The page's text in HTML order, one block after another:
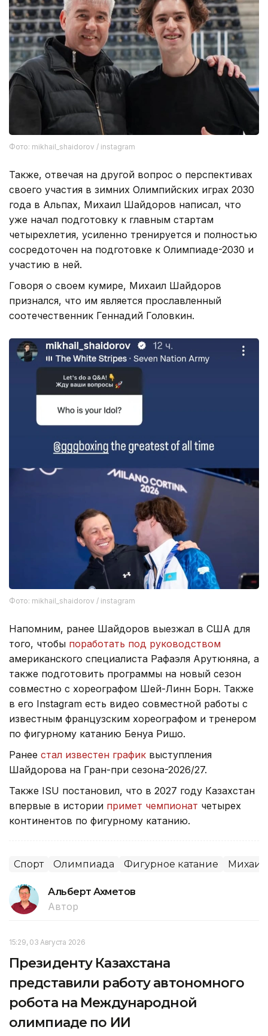
Фото: mikhail_shaidorov / instagram
Также, отвечая на другой вопрос о перспективах
своего участия в зимних Олимпийских играх 2030
года в Альпах, Михаил Шайдоров написал, что
уже начал подготовку к главным стартам
четырехлетия, усиленно тренируется и полностью
сосредоточен на подготовке к Олимпиаде-2030 и
участию в ней.
Говоря о своем кумире, Михаил Шайдоров
признался, что им является прославленный
соотечественник Геннадий Головкин.
Фото: mikhail_shaidorov / instagram
Напомним, ранее Шайдоров выезжал в США для
того, чтобы поработать под руководством
американского специалиста Рафаэля Арутюняна, а
также подготовить программы на новый сезон
совместно с хореографом Шей-Линн Борн. Также
в его Instagram есть видео совместной работы с
известным французским хореографом и тренером
по фигурному катанию Бенуа Ришо.
Ранее стал известен график выступления
Шайдорова на Гран-при сезона-2026/27.
Также ISU постановил, что в 2027 году Казахстан
впервые в истории примет чемпионат четырех
континентов по фигурному катанию.
Спорт Олимпиада Фигурное катание
Альберт Ахметов
Автор
15:29, 03 Августа 2026
Президенту Казахстана
представили работу автономного
робота на Международной
олимпиаде по ИИ